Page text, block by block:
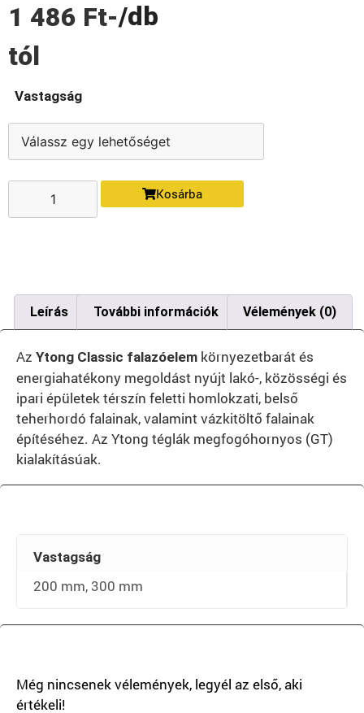
1 486 Ft-
tól
/db
Vastagság
Kosárba
Leírás További információk Vélemények (0)
Az Ytong Classic falazóelem környezetbarát és
energiahatékony megoldást nyújt lakó-, közösségi és
ipari épületek térszín feletti homlokzati, belső
teherhordó falainak, valamint vázkitöltő falainak
építéséhez. Az Ytong téglák megfogóhornyos (GT)
kialakításúak.
Vastagság
200 mm, 300 mm